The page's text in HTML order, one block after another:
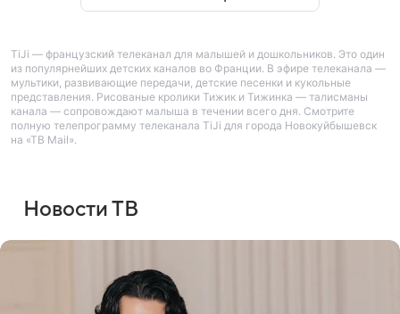
TiJi — французский телеканал для малышей и дошкольников. Это один
из популярнейших детских каналов во Франции. В эфире телеканала —
мультики, развивающие передачи, детские песенки и кукольные
представления. Рисованые кролики Тижик и Тижинка — талисманы
канала — сопровождают малыша в течении всего дня. Смотрите
полную телепрограмму телеканала TiJi для города Новокуйбышевск
на «ТВ Mail».
Новости ТВ